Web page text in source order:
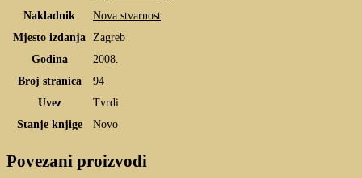
Nakladnik
Nova stvarnost
Mjesto izdanja Zagreb
Godina
2008.
Broj stranica
94
Uvez
Tvrdi
Stanje knjige
Novo
Povezani proizvodi